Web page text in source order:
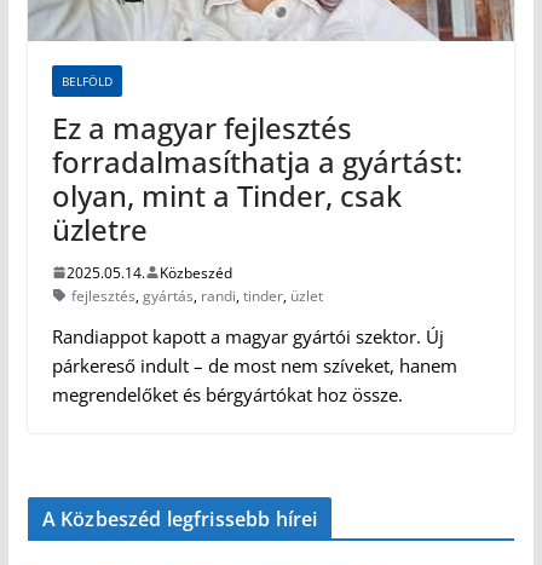
BELFÖLD
Ez a magyar fejlesztés
forradalmasíthatja a gyártást:
olyan, mint a Tinder, csak
üzletre
2025.05.14.
Közbeszéd
fejlesztés,gyártás, randi,tinder, üzlet
Randiappot kapott a magyar gyártói szektor. Új
párkereső indult – de most nem szíveket, hanem
megrendelőket és bérgyártókat hoz össze.
A Közbeszéd legfrissebb hírei